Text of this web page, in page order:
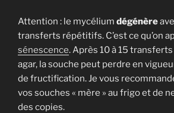
Attention : le mycélium dégénère
transferts répétitifs. C’est ce qu’on
sénescence. Après 10 à 15
agar, la souche peut perdre en
de fructification. Je vous
vos souches « mère » au frigo et de
des copies.